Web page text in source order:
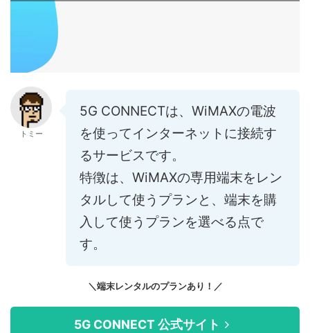
トミー
5G CONNECTは、WiMAXの電波
を使ってインターネットに接続す
るサービスです。
特徴は、WiMAXの専用端末をレン
タルして使うプランと、端末を購
入して使うプランを選べる点で
す。
＼端末レンタルのプランあり！／
5G CONNECT 公式サイト